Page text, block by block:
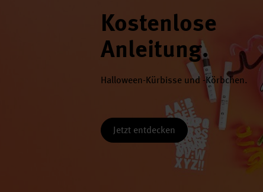
Kostenlose
Anleitung.
Halloween-Kürbisse und -Körbchen.
Jetzt entdecken